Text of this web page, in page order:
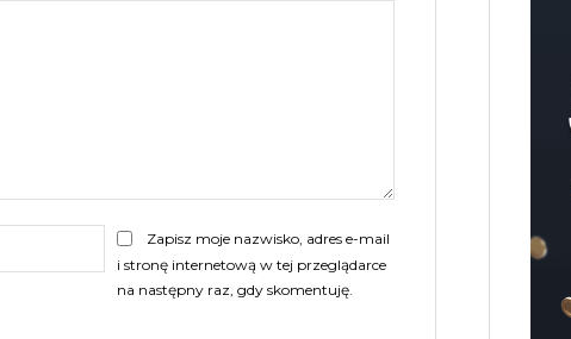
E-
mail:
Zapisz moje nazwisko, adres e-mail
i stronę internetową w tej przeglądarce
na następny raz, gdy skomentuję.